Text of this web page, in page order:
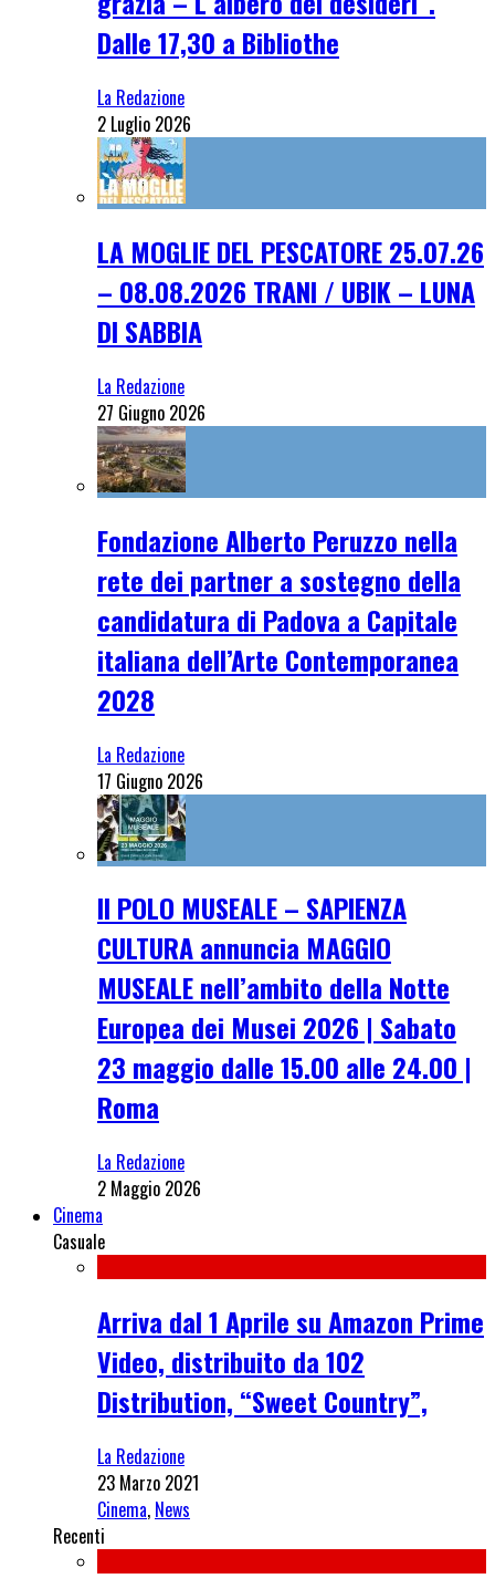
Dalle 17,30 a Bibliothe
La Redazione
2 Luglio 2026
LA MOGLIE DEL PESCATORE 25.07.26
– 08.08.2026 TRANI / UBIK – LUNA
DI SABBIA
La Redazione
27 Giugno 2026
Fondazione Alberto Peruzzo nella
rete dei partner a sostegno della
candidatura di Padova a Capitale
italiana dell’Arte Contemporanea
2028
La Redazione
17 Giugno 2026
Il POLO MUSEALE – SAPIENZA
CULTURA annuncia MAGGIO
MUSEALE nell’ambito della Notte
Europea dei Musei 2026 | Sabato
23 maggio dalle 15.00 alle 24.00 |
Roma
La Redazione
2 Maggio 2026
Cinema
Casuale
Arriva dal 1 Aprile su Amazon Prime
Video, distribuito da 102
Distribution, “Sweet Country”,
La Redazione
23 Marzo 2021
Cinema, News
Recenti